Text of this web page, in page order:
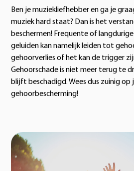
Ben je muziekliefhebber en ga je
muziek hard staat? Dan is het
beschermen! Frequente of
geluiden kan namelijk leiden tot
gehoorverlies of het kan de trigger
Gehoorschade is niet meer terug te
blijft beschadigd. Wees dus zuinig
gehoorbescherming!